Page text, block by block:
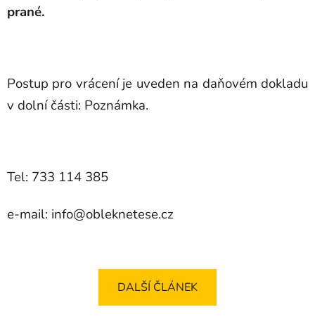
prané.
Postup pro vrácení je uveden na daňovém dokladu
v dolní části: Poznámka.
Tel: 733 114 385
e-mail: info@obleknetese.cz
DALŠÍ ČLÁNEK